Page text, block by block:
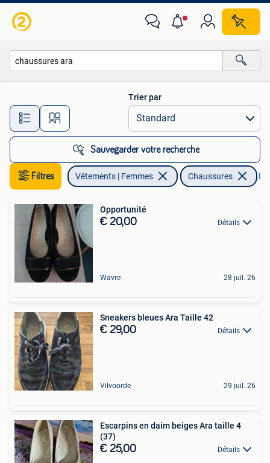
Toutes les distances…
Trier par
Sauvegarder votre recherche
Filtres Vêtements | Femmes Chaussures
Opportunité
€ 20,00 Détails
Wavre 28 juil. 26
Sneakers bleues Ara Taille 42
€ 29,00 Détails
Vilvoorde 29 juil. 26
Escarpins en daim beiges Ara taille 4
(37)
€ 25,00 Détails